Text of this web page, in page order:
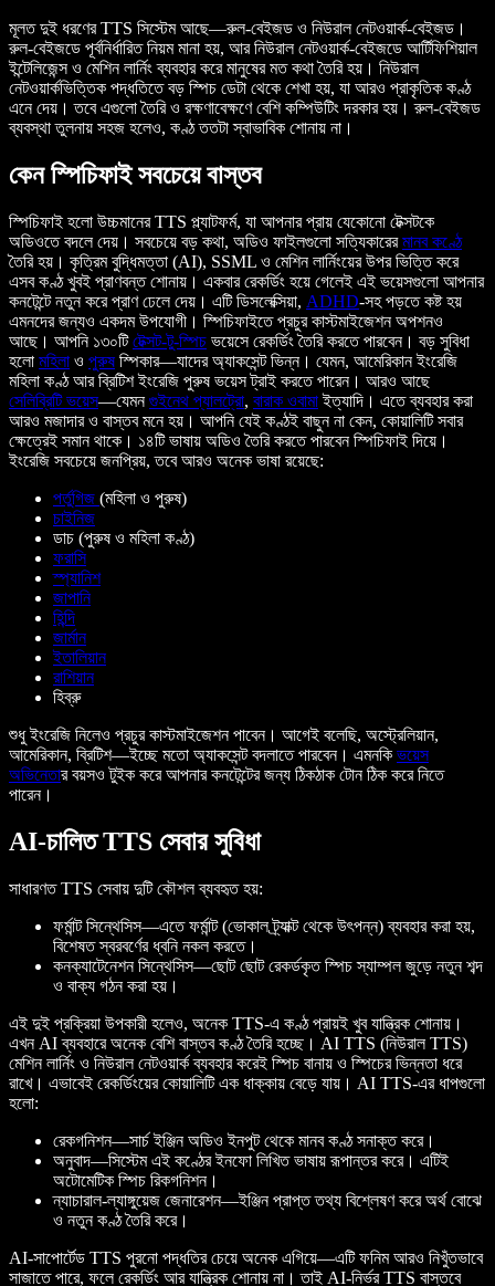
মূলত দুই ধরণের TTS সিস্টেম আছে—রুল-বেইজড ও নিউরাল নেটওয়ার্ক-বেইজড।
রুল-বেইজডে পূর্বনির্ধারিত নিয়ম মানা হয়, আর নিউরাল নেটওয়ার্ক-বেইজডে আর্টিফিশিয়াল
ইন্টেলিজেন্স ও মেশিন লার্নিং ব্যবহার করে মানুষের মত কথা তৈরি হয়। নিউরাল
নেটওয়ার্কভিত্তিক পদ্ধতিতে বড় স্পিচ ডেটা থেকে শেখা হয়, যা আরও প্রাকৃতিক কণ্ঠ
এনে দেয়। তবে এগুলো তৈরি ও রক্ষণাবেক্ষণে বেশি কম্পিউটিং দরকার হয়। রুল-বেইজড
ব্যবস্থা তুলনায় সহজ হলেও, কণ্ঠ ততটা স্বাভাবিক শোনায় না।
কেন স্পিচিফাই সবচেয়ে বাস্তব
স্পিচিফাই হলো উচ্চমানের TTS প্ল্যাটফর্ম, যা আপনার প্রায় যেকোনো টেক্সটকে
অডিওতে বদলে দেয়। সবচেয়ে বড় কথা, অডিও ফাইলগুলো সত্যিকারেরমানব কণ্ঠে
তৈরি হয়। কৃত্রিম বুদ্ধিমত্তা (AI), SSML ও মেশিন লার্নিংয়ের উপর ভিত্তি করে
এসব কণ্ঠ খুবই প্রাণবন্ত শোনায়। একবার রেকর্ডিং হয়ে গেলেই এই ভয়েসগুলো আপনার
কনটেন্টে নতুন করে প্রাণ ঢেলে দেয়। এটি ডিসলেক্সিয়া, ADHD-সহ পড়তে কষ্ট হয়
এমনদের জন্যও একদম উপযোগী। স্পিচিফাইতে প্রচুর কাস্টমাইজেশন অপশনও
আছে। আপনি ১৩০টিটেক্সট-টু-স্পিচ ভয়েসে রেকর্ডিং তৈরি করতে পারবেন। বড় সুবিধা
হলো মহিলা ও পুরুষস্পিকার—যাদের অ্যাকসেন্ট ভিন্ন। যেমন, আমেরিকান ইংরেজি
মহিলা কণ্ঠ আর ব্রিটিশ ইংরেজি পুরুষ ভয়েস ট্রাই করতে পারেন। আরও আছে
সেলিব্রিটি ভয়েস—যেমনগুইনেথ প্যালট্রো, বারাক ওবামাইত্যাদি। এতে ব্যবহার করা
আরও মজাদার ও বাস্তব মনে হয়। আপনি যেই কণ্ঠই বাছুন না কেন, কোয়ালিটি সবার
ক্ষেত্রেই সমান থাকে। ১৪টি ভাষায় অডিও তৈরি করতে পারবেন স্পিচিফাই দিয়ে।
ইংরেজি সবচেয়ে জনপ্রিয়, তবে আরও অনেক ভাষা রয়েছে:
পর্তুগিজ (মহিলা ও পুরুষ)
চাইনিজ
ডাচ (পুরুষ ও মহিলা কণ্ঠ)
ফরাসি
স্প্যানিশ
জাপানি
হিন্দি
জার্মান
ইতালিয়ান
রাশিয়ান
হিব্রু
শুধু ইংরেজি নিলেও প্রচুর কাস্টমাইজেশন পাবেন। আগেই বলেছি, অস্ট্রেলিয়ান,
আমেরিকান, ব্রিটিশ—ইচ্ছে মতো অ্যাকসেন্ট বদলাতে পারবেন। এমনকি ভয়েস
অভিনেতার বয়সও টুইক করে আপনার কনটেন্টের জন্য ঠিকঠাক টোন ঠিক করে নিতে
পারেন।
AI-চালিত TTS সেবার সুবিধা
সাধারণত TTS সেবায় দুটি কৌশল ব্যবহৃত হয়:
ফর্মান্ট সিন্থেসিস—এতে ফর্মান্ট (ভোকাল ট্র্যাক্ট থেকে উৎপন্ন) ব্যবহার করা হয়,
বিশেষত স্বরবর্ণের ধ্বনি নকল করতে।
কনক্যাটেনেশন সিন্থেসিস—ছোট ছোট রেকর্ডকৃত স্পিচ স্যাম্পল জুড়ে নতুন শব্দ
ও বাক্য গঠন করা হয়।
এই দুই প্রক্রিয়া উপকারী হলেও, অনেক TTS-এ কণ্ঠ প্রায়ই খুব যান্ত্রিক শোনায়।
এখন AI ব্যবহারে অনেক বেশি বাস্তব কণ্ঠ তৈরি হচ্ছে। AI TTS (নিউরাল TTS)
মেশিন লার্নিং ও নিউরাল নেটওয়ার্ক ব্যবহার করেই স্পিচ বানায় ও স্পিচের ভিন্নতা ধরে
রাখে। এভাবেই রেকর্ডিংয়ের কোয়ালিটি এক ধাক্কায় বেড়ে যায়। AI TTS-এর ধাপগুলো
হলো:
রেকগনিশন—সার্চ ইঞ্জিন অডিও ইনপুট থেকে মানব কণ্ঠ সনাক্ত করে।
অনুবাদ—সিস্টেম এই কণ্ঠের ইনফো লিখিত ভাষায় রূপান্তর করে। এটিই
অটোমেটিক স্পিচ রিকগনিশন।
ন্যাচারাল-ল্যাঙ্গুয়েজ জেনারেশন—ইঞ্জিন প্রাপ্ত তথ্য বিশ্লেষণ করে অর্থ বোঝে
ও নতুন কণ্ঠ তৈরি করে।
AI-সাপোর্টেড TTS পুরনো পদ্ধতির চেয়ে অনেক এগিয়ে—এটি ফনিম আরও নিখুঁতভাবে
সাজাতে পারে, ফলে রেকর্ডিং আর যান্ত্রিক শোনায় না। তাই AI-নির্ভর TTS বাস্তবে